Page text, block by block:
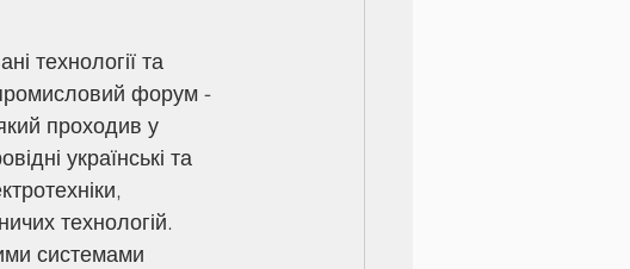
форум -
проходив у
українські та
технологій.